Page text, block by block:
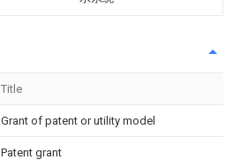
Title
Grant of patent or utility model
Patent grant